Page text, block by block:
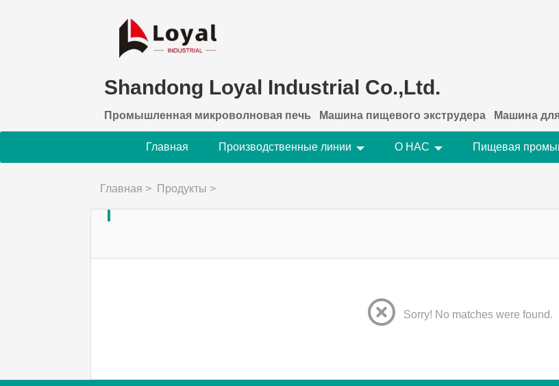
Shandong Loyal Industrial Co.,Ltd.
Промышленная микроволновая печь Машина пищевого экструдера Машина
Главная Производственные линии О НАС Пищевая
Главная > Продукты >
Sorry! No matches were found.